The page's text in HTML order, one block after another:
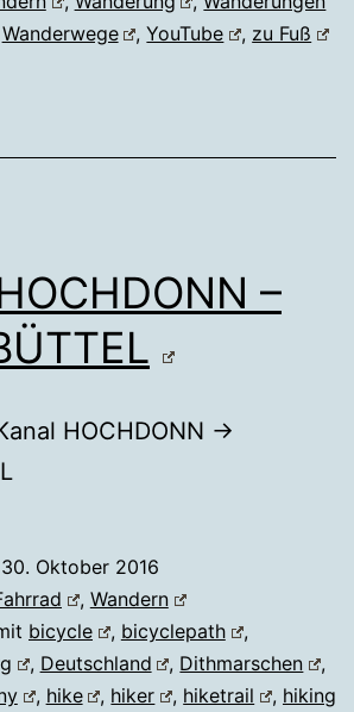
Wanderwege ,YouTube , zu Fuß
–
HOCHDONN →
30. Oktober 2016
, Wandern
bicycle , bicyclepath
,
, Deutschland , Dithmarschen
,
, hike , hiker , hiketrail , hiking